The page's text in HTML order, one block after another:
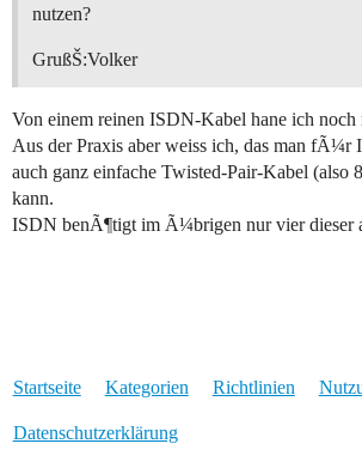
nutzen?
GrußŠ:Volker
Von einem reinen ISDN-Kabel hane ich noch
Aus der Praxis aber weiss ich, das man fÃ¼r
auch ganz einfache Twisted-Pair-Kabel (also
kann.
ISDN benÃ¶tigt im Ã¼brigen nur vier dieser
Startseite Kategorien Richtlinien
Datenschutzerklärung